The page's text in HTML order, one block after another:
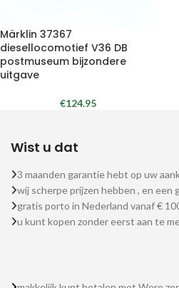
Märklin 37367
diesellocomotief V36 DB
postmuseum bijzondere
uitgave
€124.95
Wist u dat
3 maanden garantie hebt op uw
wij scherpe prijzen hebben , en een
gratis porto in Nederland vanaf €
u kunt kopen zonder eerst aan te